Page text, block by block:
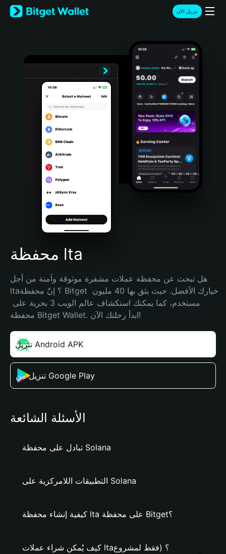
English
日本語
Türkçe
Português (Portugal)
Bahasa Indonesia
Português (Brasil)
Español (Argentina)
تنزيل الآن
محفظة lta
هل تبحث عن محفظة عملات مشفرة موثوقة وآمنة من أجل
lta؟ إنّ محفظة Bitget خيارك الأفضل. حيث يثق بها 40 مليون
محفظة Bitget Wallet. ابدأ رحلتك الآن!
تنزيل Android APK
تنزيل من Google Play
الأسئلة الشائعة
تبادل على محفظة Solana
التطبيقات اللامركزية على Solana
كيفية إنشاء محفظة lta على محفظة Bitget؟
كيف يُمكن شراء عملات lta؟ (فقط لمشروع